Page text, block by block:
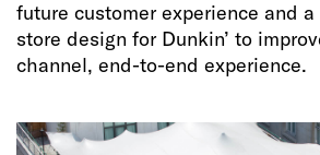
future customer experience and
store design for Dunkin’ to
channel, end-to-end experience.